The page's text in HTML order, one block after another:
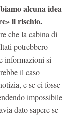
alcuna idea
il rischio.
che la cabina di
potrebbero
informazioni si
il caso
e se ci fosse
impossibile
dato sapere se